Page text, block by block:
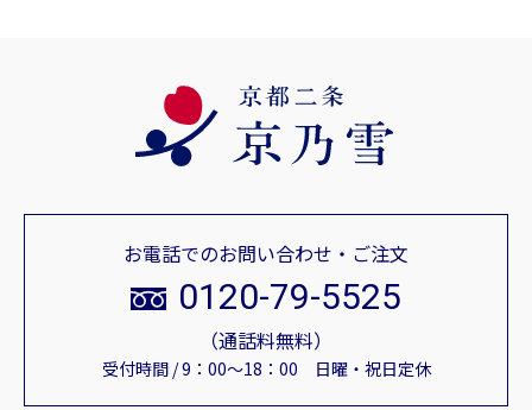
お電話でのお問い合わせ・ご注文
0120-79-5525
（通話料無料）
受付時間 / 9：00～18：00 日曜・祝日定休